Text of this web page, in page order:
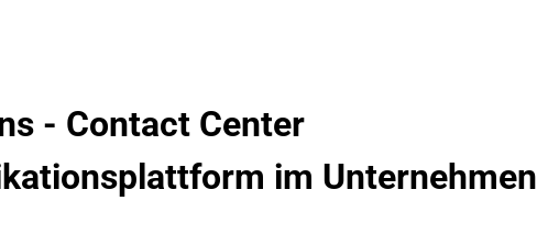
- Contact Center
im Unternehmen